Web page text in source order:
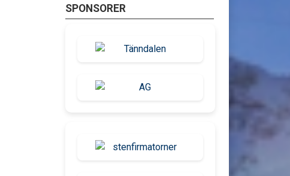
SPONSORER